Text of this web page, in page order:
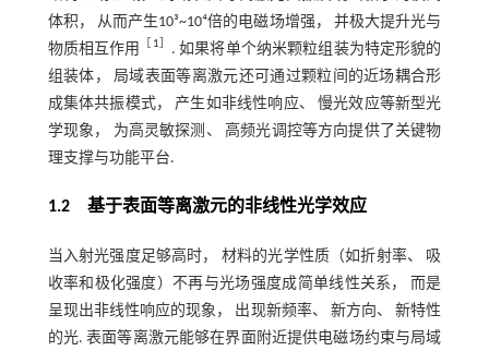
体积， 从而产生10³~10⁴倍的电磁场增强， 并极大提升光与
物质相互作用
［ 1］ . 如果将单个纳米颗粒组装为特定形貌的
组装体， 局域表面等离激元还可通过颗粒间的近场耦合形
成集体共振模式， 产生如非线性响应、 慢光效应等新型光
学现象， 为高灵敏探测、 高频光调控等方向提供了关键物
理支撑与功能平台.
1.2 基于表面等离激元的非线性光学效应
当入射光强度足够高时， 材料的光学性质（如折射率、 吸
收率和极化强度）不再与光场强度成简单线性关系， 而是
呈现出非线性响应的现象， 出现新频率、 新方向、 新特性
的光. 表面等离激元能够在界面附近提供电磁场约束与局域